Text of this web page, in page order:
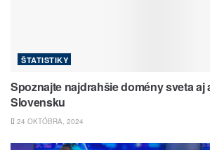
ŠTATISTIKY
Spoznajte najdrahšie domény sveta aj
Slovensku
24 OKTÓBRA, 2024